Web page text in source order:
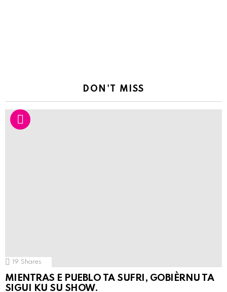
DON'T MISS
19 Shares
MIENTRAS E PUEBLO TA SUFRI, GOBIÈRNU TA
SIGUI KU SU SHOW.